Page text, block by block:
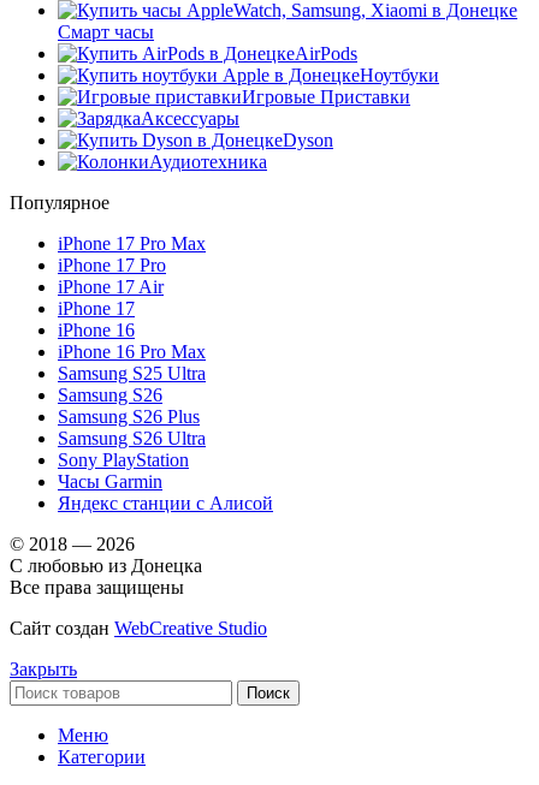
Смарт часы
AirPods
Ноутбуки
Игровые Приставки
Аксессуары
Dyson
Аудиотехника
Популярное
iPhone 17 Pro Max
iPhone 17 Pro
iPhone 17 Air
iPhone 17
iPhone 16
iPhone 16 Pro Max
Samsung S25 Ultra
Samsung S26
Samsung S26 Plus
Samsung S26 Ultra
Sony PlayStation
Часы Garmin
Яндекс станции с Алисой
© 2018 — 2026
С любовью из Донецка
Все права защищены
Сайт создан WebCreative Studio
Закрыть
Поиск
Меню
Категории